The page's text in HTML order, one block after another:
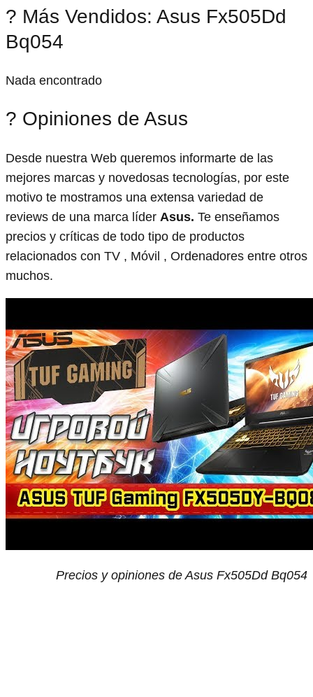
? Más Vendidos: Asus Fx505Dd
Bq054
Nada encontrado
? Opiniones de Asus
Desde nuestra Web queremos informarte de las
mejores marcas y novedosas tecnologías, por este
motivo te mostramos una extensa variedad de
reviews de una marca líder Asus. Te enseñamos
precios y críticas de todo tipo de productos
relacionados con TV , Móvil , Ordenadores entre otros
muchos.
Precios y opiniones de Asus Fx505Dd Bq054